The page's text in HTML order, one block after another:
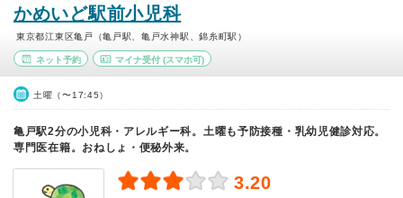
かめいど駅前小児科
東京都江東区亀戸（亀戸駅、亀戸水神駅、錦糸町駅）
ネット予約 マイナ受付(スマホ可)
土曜（〜17:45）
亀戸駅2分の小児科・アレルギー科。土曜も予防接種・乳幼児健診対応。
専門医在籍。おねしょ・便秘外来。
3.20